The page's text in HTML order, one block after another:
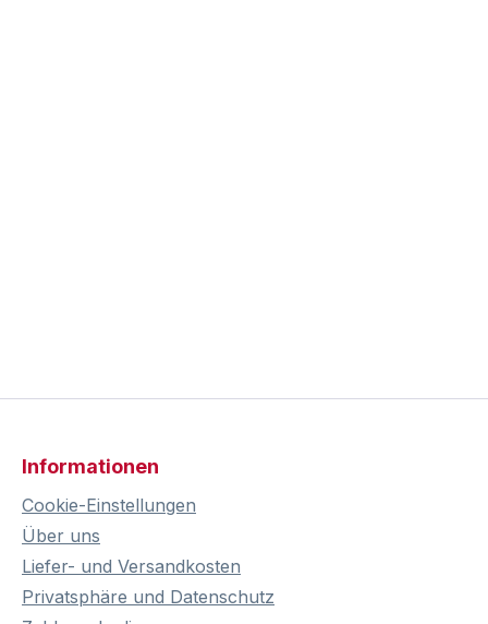
Informationen
Cookie-Einstellungen
Über uns
Liefer- und Versandkosten
Privatsphäre und Datenschutz